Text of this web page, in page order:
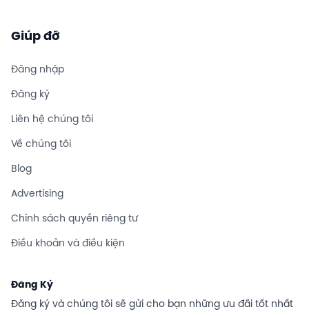
Giúp đỡ
Đăng nhập
Đăng ký
Liên hệ chúng tôi
Về chúng tôi
Blog
Advertising
Chính sách quyền riêng tư
Điều khoản và điều kiện
Đăng Ký
Đăng ký và chúng tôi sẽ gửi cho bạn những ưu đãi tốt nhất